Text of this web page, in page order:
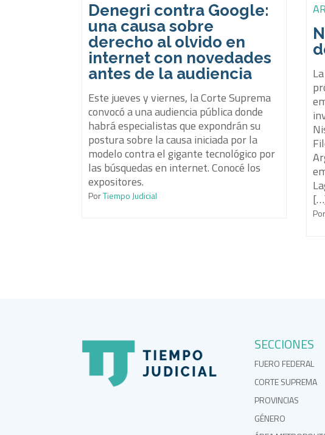
Denegri contra Google:
una causa sobre
derecho al olvido en
internet con novedades
antes de la audiencia
Este jueves y viernes, la Corte Suprema
convocó a una audiencia pública donde
habrá especialistas que expondrán su
postura sobre la causa iniciada por la
modelo contra el gigante tecnológico por
las búsquedas en internet. Conocé los
expositores.
PorTiempo Judicial
Por
SECCIONES
FUERO FEDERAL
CORTE SUPREMA
PROVINCIAS
GÉNERO